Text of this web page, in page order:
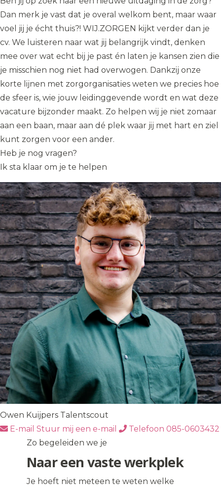
Dan merk je vast dat je overal welkom bent, maar waar
voel jij je écht thuis?! WIJ.ZORGEN kijkt verder dan je
cv. We luisteren naar wat jij belangrijk vindt, denken
mee over wat echt bij je past én laten je kansen zien die
je misschien nog niet had overwogen. Dankzij onze
korte lijnen met zorgorganisaties weten we precies hoe
de sfeer is, wie jouw leidinggevende wordt en wat deze
vacature bijzonder maakt. Zo helpen wij je niet zomaar
aan een baan, maar aan dé plek waar jij met hart en ziel
kunt zorgen voor een ander.
Heb je nog vragen?
Ik sta klaar om je te helpen
Owen Kuijpers Talentscout
E-mail Stuur mij een e-mail Telefoon 085-0603432
Zo begeleiden we je
Naar een vaste werkplek
Je hoeft niet meteen te weten welke